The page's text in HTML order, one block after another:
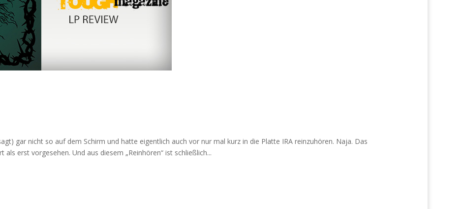
gar nicht so auf dem Schirm und hatte eigentlich auch vor nur mal kurz in die Platte IRA reinzuhören. Naja. Das
als erst vorgesehen. Und aus diesem „Reinhören“ ist schließlich...